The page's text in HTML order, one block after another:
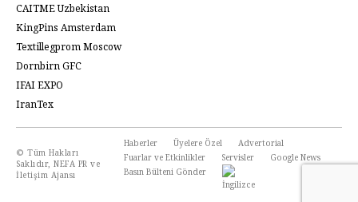
CAITME Uzbekistan
KingPins Amsterdam
Textillegprom Moscow
Dornbirn GFC
IFAI EXPO
IranTex
© Tüm Hakları
Saklıdır, NEFA PR ve
İletişim Ajansı
Haberler Üyelere Özel
Advertorial
Fuarlar ve Etkinlikler
Servisler
Google News
Basın Bülteni Gönder